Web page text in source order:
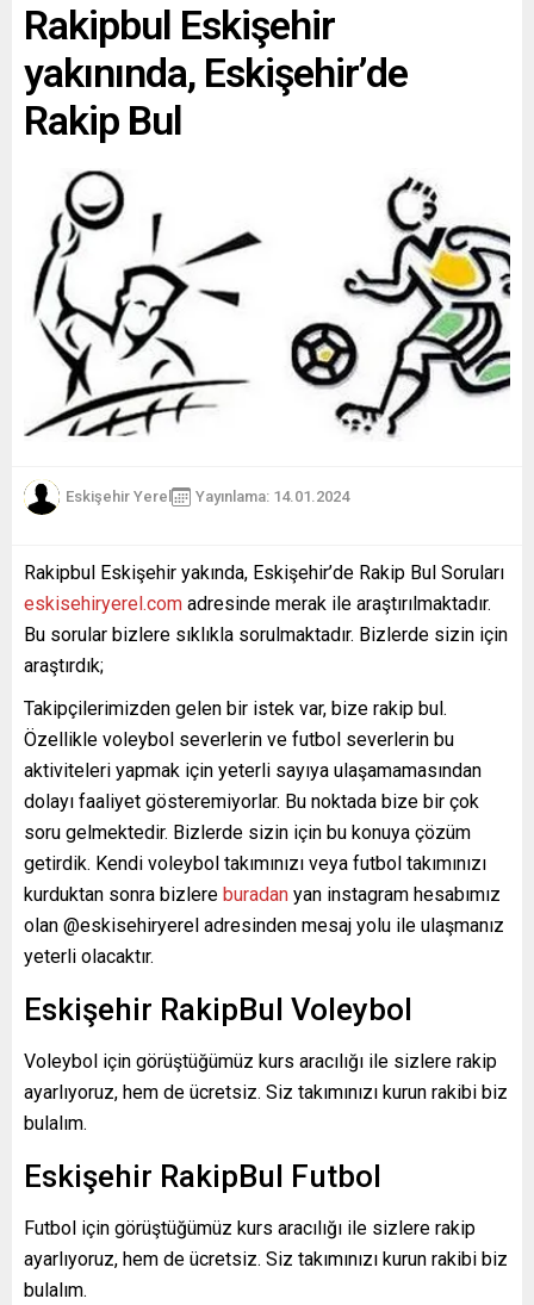
Rakipbul Eskişehir
yakınında, Eskişehir’de
Rakip Bul
Eskişehir Yerel Yayınlama: 14.01.2024
Rakipbul Eskişehir yakında, Eskişehir’de Rakip Bul Soruları
eskisehiryerel.com adresinde merak ile araştırılmaktadır.
Bu sorular bizlere sıklıkla sorulmaktadır. Bizlerde sizin için
araştırdık;
Takipçilerimizden gelen bir istek var, bize rakip bul.
Özellikle voleybol severlerin ve futbol severlerin bu
aktiviteleri yapmak için yeterli sayıya ulaşamamasından
dolayı faaliyet gösteremiyorlar. Bu noktada bize bir çok
soru gelmektedir. Bizlerde sizin için bu konuya çözüm
getirdik. Kendi voleybol takımınızı veya futbol takımınızı
kurduktan sonra bizlere buradan yan instagram hesabımız
olan @eskisehiryerel adresinden mesaj yolu ile ulaşmanız
yeterli olacaktır.
Eskişehir RakipBul Voleybol
Voleybol için görüştüğümüz kurs aracılığı ile sizlere rakip
ayarlıyoruz, hem de ücretsiz. Siz takımınızı kurun rakibi biz
bulalım.
Eskişehir RakipBul Futbol
Futbol için görüştüğümüz kurs aracılığı ile sizlere rakip
ayarlıyoruz, hem de ücretsiz. Siz takımınızı kurun rakibi biz
bulalım.